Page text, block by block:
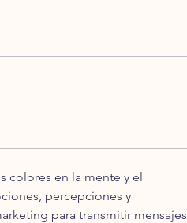
colores en la mente y el
percepciones y
para transmitir mensajes